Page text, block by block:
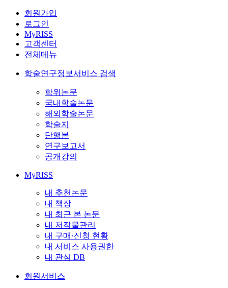
회원가입
로그인
MyRISS
고객센터
전체메뉴
학술연구정보서비스 검색
학위논문
국내학술논문
해외학술논문
학술지
단행본
연구보고서
공개강의
MyRISS
내 추천논문
내 책장
내 최근 본 논문
내 저작물관리
내 구매·신청 현황
내 서비스 사용권한
내 관심 DB
회원서비스